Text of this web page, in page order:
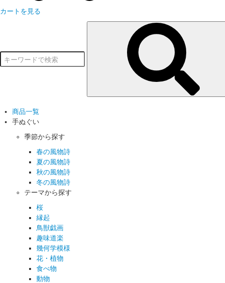
カートを見る
商品一覧
手ぬぐい
季節から探す
春の風物詩
夏の風物詩
秋の風物詩
冬の風物詩
テーマから探す
桜
縁起
鳥獣戯画
趣味道楽
幾何学模様
花・植物
食べ物
動物